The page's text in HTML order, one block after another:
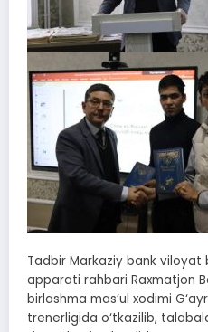
Tadbir Markaziy bank viloyat
apparati rahbari Raxmatjon
birlashma mas’ul xodimi
trenerligida o‘tkazilib,